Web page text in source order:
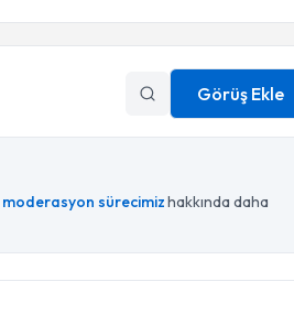
Görüş Ekle
moderasyon sürecimizhakkında daha